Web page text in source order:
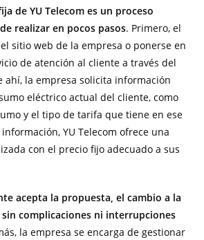
de YU Telecom es un proceso
realizar en pocos pasos. Primero, el
sitio web de la empresa o ponerse en
de atención al cliente a través del
ahí, la empresa solicita información
eléctrico actual del cliente, como
y el tipo de tarifa que tiene en ese
YU Telecom ofrece una
con el precio fijo adecuado a sus
acepta la propuesta, el cambio a la
complicaciones ni interrupciones
la empresa se encarga de gestionar